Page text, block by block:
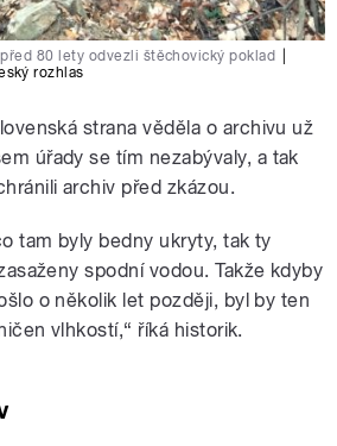
80 lety odvezli štěchovický poklad
rozhlas
strana věděla o archivu už
úřady se tím nezabývaly, a tak
archiv před zkázou.
tam byly bedny ukryty, tak ty
spodní vodou. Takže kdyby
o několik let později, byl by ten
vlhkostí,“ říká historik.